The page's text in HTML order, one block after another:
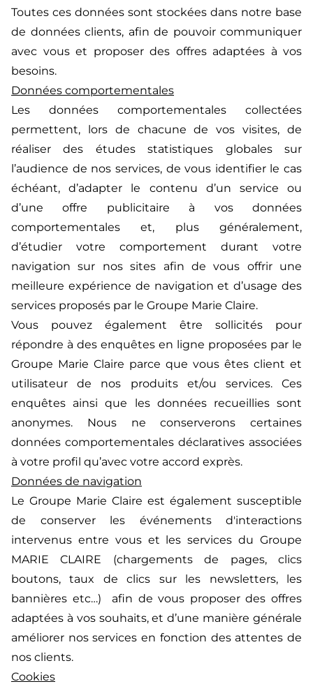
Toutes ces données sont stockées dans notre base
de données clients, afin de pouvoir communiquer
avec vous et proposer des offres adaptées à vos
besoins.
Données comportementales
Les données comportementales collectées
permettent, lors de chacune de vos visites, de
réaliser des études statistiques globales sur
l’audience de nos services, de vous identifier le cas
échéant, d’adapter le contenu d’un service ou
d’une offre publicitaire à vos données
comportementales et, plus généralement,
d’étudier votre comportement durant votre
navigation sur nos sites afin de vous offrir une
meilleure expérience de navigation et d’usage des
services proposés par le Groupe Marie Claire.
Vous pouvez également être sollicités pour
répondre à des enquêtes en ligne proposées par le
Groupe Marie Claire parce que vous êtes client et
utilisateur de nos produits et/ou services. Ces
enquêtes ainsi que les données recueillies sont
anonymes. Nous ne conserverons certaines
données comportementales déclaratives associées
à votre profil qu’avec votre accord exprès.
Données de navigation
Le Groupe Marie Claire est également susceptible
de conserver les événements d'interactions
intervenus entre vous et les services du Groupe
MARIE CLAIRE (chargements de pages, clics
boutons, taux de clics sur les newsletters, les
bannières etc…) afin de vous proposer des offres
adaptées à vos souhaits, et d’une manière générale
améliorer nos services en fonction des attentes de
nos clients.
Cookies